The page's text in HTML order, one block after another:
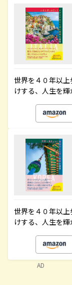
世界を４０年以
けする、人生を
世界を４０年以
けする、人生を
AD